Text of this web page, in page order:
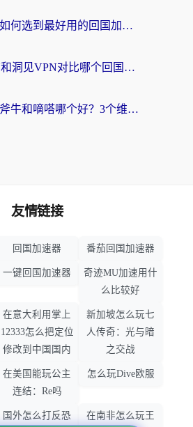
海外党必看：如何选到最好用的回国加速器？从节点到售后的全维度指南
ChickCN VPN和洞见VPN对比哪个回国效果更好？海外党亲测3款加速器+避坑指南
海外党必看：斧牛和嘀嗒哪个好？3个维度教你选对回国加速器
友情链接
回国加速器 番茄回国加速器
一键回国加速器
奇迹MU加速用什
么比较好
在意大利用掌上
12333怎么把定位
修改到中国国内
新加坡怎么玩七
人传奇：光与暗
之交战
在美国能玩公主
连结：Re吗
怎么玩Dive欧服
国外怎么打反恐 在南非怎么玩王